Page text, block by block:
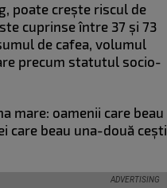
poate crește riscul de
cuprinse între 37 și 73
de cafea, volumul
precum statutul socio-
mare: oamenii care beau
care beau una-două cești